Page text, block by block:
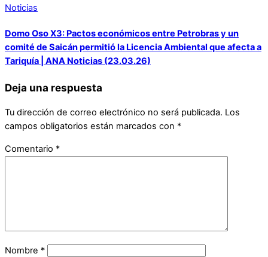
Noticias
Domo Oso X3: Pactos económicos entre Petrobras y un
comité de Saicán permitió la Licencia Ambiental que afecta a
Tariquía | ANA Noticias (23.03.26)
Deja una respuesta
Tu dirección de correo electrónico no será publicada. Los
campos obligatorios están marcados con *
Comentario *
Nombre *